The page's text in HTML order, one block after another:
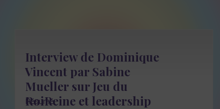
Interview de Dominique
Vincent par Sabine
Mueller sur Jeu du
RoiReine et leadership
Résumé